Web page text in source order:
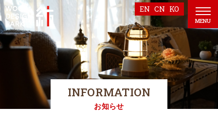
EN CN KO
INFORMATION
お知らせ
MENU